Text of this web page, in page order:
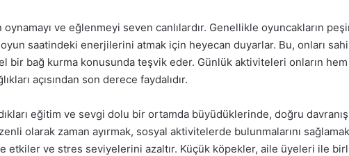
ve eğlenmeyi seven canlılardır. Genellikle oyuncakların
oyun saatindeki enerjilerini atmak için heyecan duyarlar. Bu, onları
bir bağ kurma konusunda teşvik eder. Günlük aktiviteleri onların
açısından son derece faydalıdır.
eğitim ve sevgi dolu bir ortamda büyüdüklerinde, doğru
olarak zaman ayırmak, sosyal aktivitelerde bulunmalarını
etkiler ve stres seviyelerini azaltır. Küçük köpekler, aile üyeleri ile